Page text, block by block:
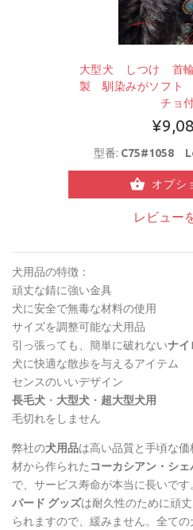
大型犬 しつけ 首
製 馴染みがソフト
チョ
型番: C75#1058
オプシ
レビュー
犬用品の特徴：
頑丈な錆に強い金具
犬に安全で無毒な材料の使用
サイズを調整可能な犬用品
引っ張っても、簡単に破れないナイ
犬に快適な散歩を与えるアイテム
センスのいいデザイン
長毛犬 ・ 大型犬 ・ 超大型犬用
毛切れをしません
弊社の犬用品は高い品質と手頃な
材から作られた コーカシアン・シ
で、サービス寿命が本当に長いです
パード グッズは耐久性のために頑
られますので、緩みません。全て